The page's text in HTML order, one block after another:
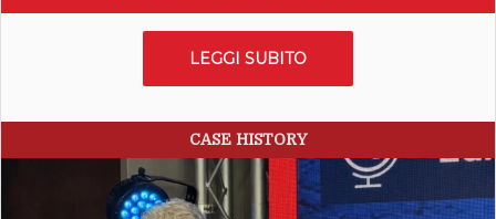
LEGGI SUBITO
CASE HISTORY